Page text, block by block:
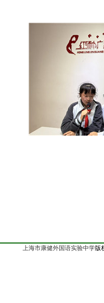
上海市康健外国语实验中学版